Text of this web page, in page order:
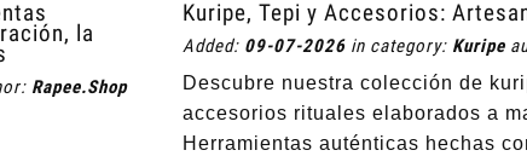
la
Rapee.Shop
Kuripe, Tepi y Accesorios:
Added: 09-07-2026in category: Kuripe
Descubre nuestra colección de
accesorios rituales elaborados a
Herramientas auténticas hechas